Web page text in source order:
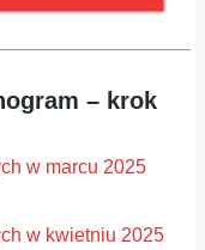
– krok
w marcu 2025
w kwietniu 2025